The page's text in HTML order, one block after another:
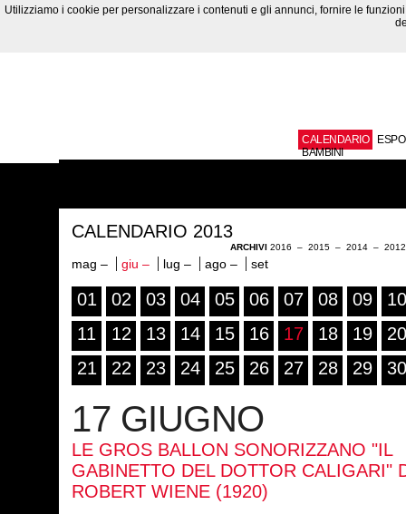
CALENDARIO
BAMBINI
CALENDARIO 2013
ARCHIVI 2016 – 2015 – 2014 –
mag – giu – lug – ago – set
01 02 03 04 05 06 07 08 09
10
11
12 13 14 15 16 17 18 19
20
21
22 23 24 25 26 27 28 29 30
17 GIUGNO
LE GROS BALLON SONORIZZANO "IL
GABINETTO DEL DOTTOR CALIGARI"
ROBERT WIENE (1920)
Utilizziamo i cookie per personalizzare i contenuti e gli annunci, fornire le